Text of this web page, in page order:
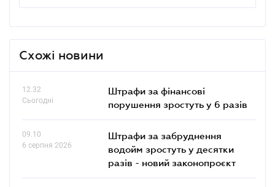
Схожі новини
12.32
Сьогодні
Штрафи за фінансові
порушення зростуть у 6 разів
09.10
6 серпня 2026
Штрафи за забруднення
водойм зростуть у десятки
разів - новий законопроєкт